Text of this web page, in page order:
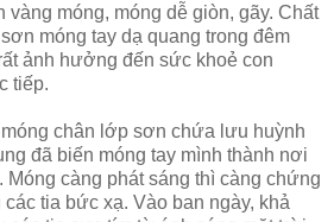
vàng móng, móng dễ giòn, gãy. Chất
móng tay dạ quang trong đêm
ảnh hưởng đến sức khoẻ con
tiếp.
chân lớp sơn chứa lưu huỳnh
đã biến móng tay mình thành nơi
Móng càng phát sáng thì càng chứng
tia bức xạ. Vào ban ngày, khả